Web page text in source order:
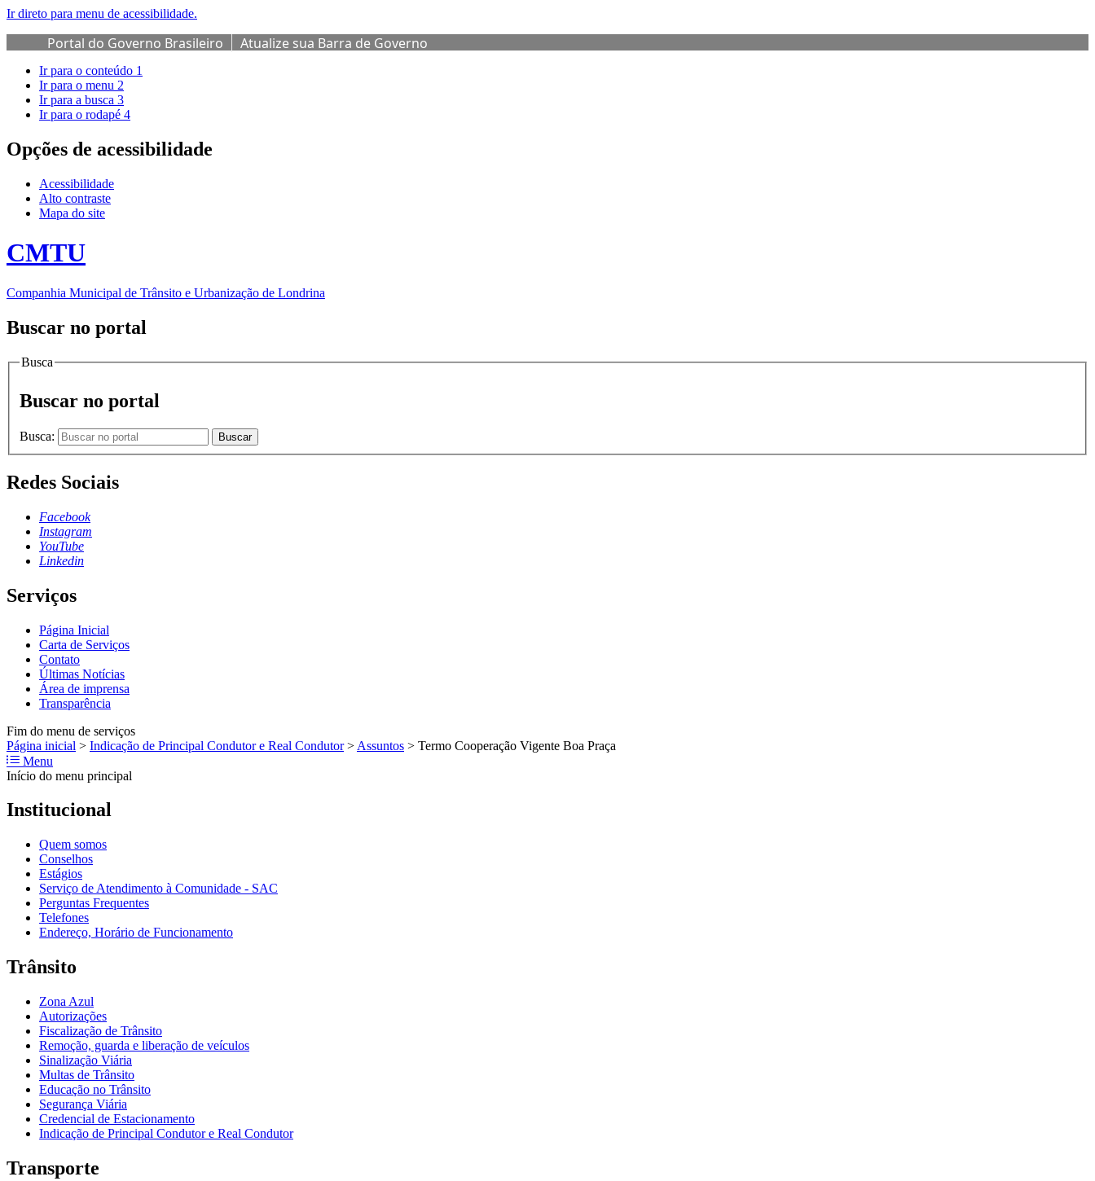
Ir direto para menu de acessibilidade.
Portal do Governo Brasileiro Atualize sua Barra de Governo
Ir para o conteúdo 1
Ir para o menu 2
Ir para a busca 3
Ir para o rodapé 4
Opções de acessibilidade
Acessibilidade
Alto contraste
Mapa do site
CMTU
Companhia Municipal de Trânsito e Urbanização de Londrina
Buscar no portal
Busca
Buscar no portal
Busca: Buscar
Redes Sociais
Facebook
Instagram
YouTube
Linkedin
Serviços
Página Inicial
Carta de Serviços
Contato
Últimas Notícias
Área de imprensa
Transparência
Fim do menu de serviços
Página inicial > Indicação de Principal Condutor e Real Condutor > Assuntos > Termo Cooperação Vigente Boa Praça
Menu
Início do menu principal
Institucional
Quem somos
Conselhos
Estágios
Serviço de Atendimento à Comunidade - SAC
Perguntas Frequentes
Telefones
Endereço, Horário de Funcionamento
Trânsito
Zona Azul
Autorizações
Fiscalização de Trânsito
Remoção, guarda e liberação de veículos
Sinalização Viária
Multas de Trânsito
Educação no Trânsito
Segurança Viária
Credencial de Estacionamento
Indicação de Principal Condutor e Real Condutor
Transporte